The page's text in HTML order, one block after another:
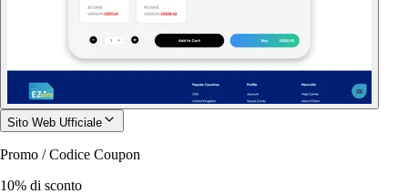
Sito Web Ufficiale
Promo / Codice Coupon
10% di sconto